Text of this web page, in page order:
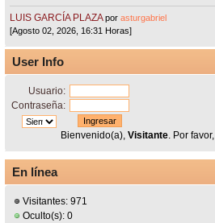
LUIS GARCÍA PLAZA porasturgabriel
[Agosto 02, 2026, 16:31 Horas]
User Info
Usuario:
Contraseña:
Bienvenido(a), Visitante. Por favor,
En línea
Visitantes: 971
Oculto(s): 0